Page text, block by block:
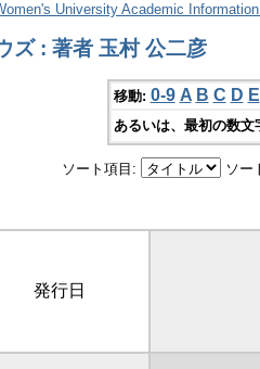
University Academic
ズ : 著者 玉村 公二彦
移動: 0-9 A B C D E
あるいは、最初の数
ソート項目: ソー
発行日